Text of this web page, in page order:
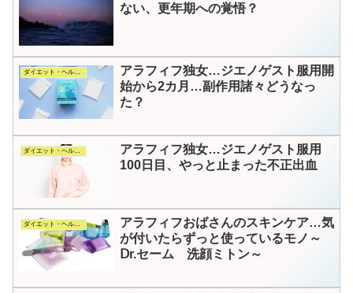
ない、更年期への覚悟？
ダイエット・ヘルス・コスメ
アラフィフ独女…ジエノゲスト服用開
始から2カ月…副作用諸々どうなっ
た？
ダイエット・ヘルス・コスメ
アラフィフ独女…ジエノゲスト服用
100日目、やっと止まった不正出血
ダイエット・ヘルス・コスメ
アラフィフおばさんのスキンケア…気
が付いたらずっと使っているモノ～
Ⅾr.セーム 洗顔ミトン～